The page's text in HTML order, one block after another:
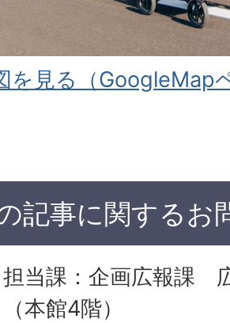
を見る（GoogleMap
記事に関するお
担当課：企画広報課
（本館4階）